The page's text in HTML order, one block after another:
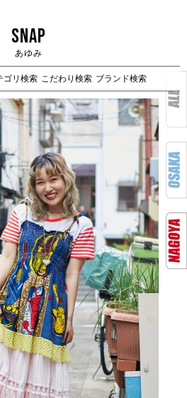
SNAP
あゆみ
ゴリ検索 こだわり検索 ブランド検索